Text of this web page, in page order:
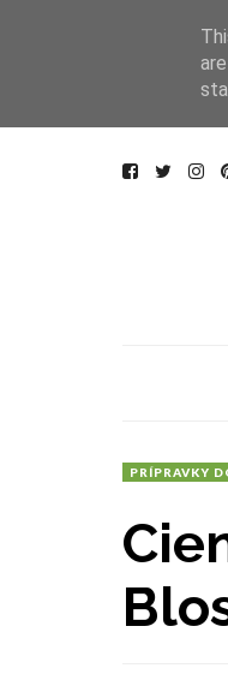
PRÍPRAVKY